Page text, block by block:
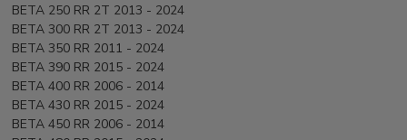
BETA 250 RR 2T 2013 - 2024
BETA 300 RR 2T 2013 - 2024
BETA 350 RR 2011 - 2024
BETA 390 RR 2015 - 2024
BETA 400 RR 2006 - 2014
BETA 430 RR 2015 - 2024
BETA 450 RR 2006 - 2014